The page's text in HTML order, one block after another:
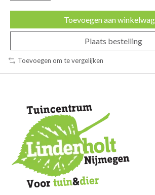
Toevoegen aan
Plaats bestelling
Toevoegen om te vergelijken